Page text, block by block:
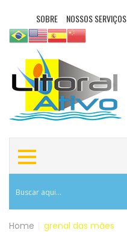
SOBRE NOSSOS SERVIÇOS
Home grenal das mães